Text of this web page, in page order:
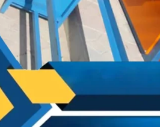
پت میباشد که آن را قلب خط پت مینامند